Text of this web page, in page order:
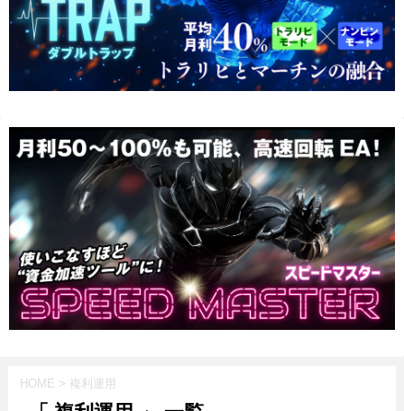
HOME > 複利運用